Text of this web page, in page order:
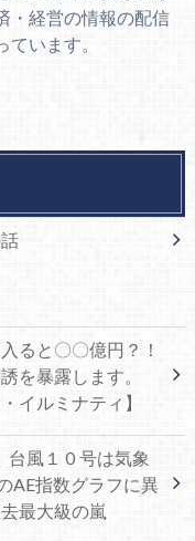
・経営の情報の配信
います。
ると〇〇億円？！
を暴露します。
イルミナティ】
台風１０号は気象
AE指数グラフに異
最大級の嵐